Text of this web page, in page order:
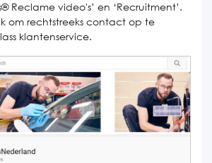
Reclame video's’ en ‘Recruitment’.
om rechtstreeks contact op te
klantenservice.